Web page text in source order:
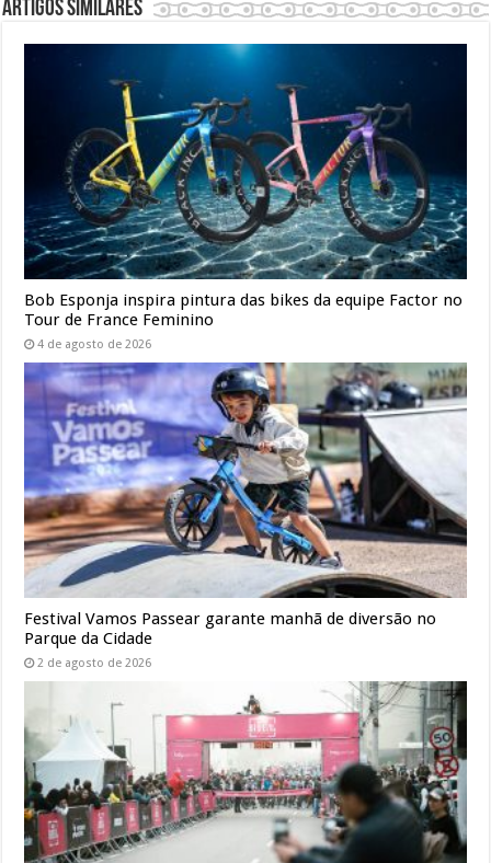
Artigos similares
Bob Esponja inspira pintura das bikes da equipe Factor no
Tour de France Feminino
4 de agosto de 2026
Festival Vamos Passear garante manhã de diversão no
Parque da Cidade
2 de agosto de 2026